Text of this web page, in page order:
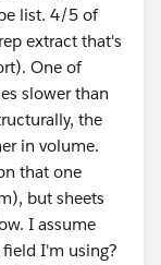
list. 4/5 of
extract that's
One of
slower than
the
in volume.
that one
but sheets
I assume
I'm using?